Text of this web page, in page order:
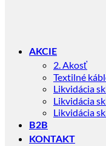
AKCIE
2. Akosť
Textilné
Likvidácia
Likvidácia
Likvidácia
B2B
KONTAKT